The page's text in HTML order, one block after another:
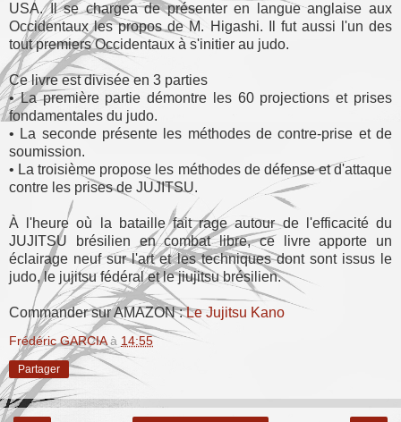
USA. Il se chargea de présenter en langue anglaise aux
Occidentaux les propos de M. Higashi. Il fut aussi l'un des
tout premiers Occidentaux à s'initier au judo.
Ce livre est divisée en 3 parties
• La première partie démontre les 60 projections et prises
fondamentales du judo.
• La seconde présente les méthodes de contre-prise et de
soumission.
• La troisième propose les méthodes de défense et d'attaque
contre les prises de JUJITSU.
À l'heure où la bataille fait rage autour de l'efficacité du
JUJITSU brésilien en combat libre, ce livre apporte un
éclairage neuf sur l'art et les techniques dont sont issus le
judo, le jujitsu fédéral et le jiujitsu brésilien.
Commander sur AMAZON :Le Jujitsu Kano
Frédéric GARCIA à 14:55
Partager